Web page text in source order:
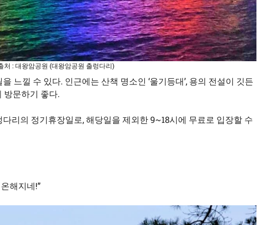
처 : 대왕암공원 (대왕암공원 출렁다리)
느낄 수 있다. 인근에는 산책 명소인 ‘울기등대’, 용의 전설이 깃든
방문하기 좋다.
리의 정기휴장일로, 해당일을 제외한 9~18시에 무료로 입장할 수
해지네!”